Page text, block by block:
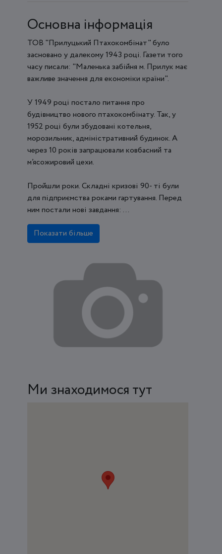
Основна інформація
ТОВ "Прилуцький Птахокомбінат" було
засновано у далекому 1943 році. Газети того
часу писали: "Маленька забійня м. Прилук має
важливе значення для економіки країни".
У 1949 році постало питання про
будівництво нового птахокомбінату. Так, у
1952 році були збудовані котельня,
морозильник, адміністративний будинок. А
через 10 років запрацювали ковбасний та
м’ясожировий цехи.
Пройшли роки. Складні кризові 90- ті були
для підприємства роками гартування. Перед
ним постали нові завдання: ...
Показати більше
Ми знаходимося тут